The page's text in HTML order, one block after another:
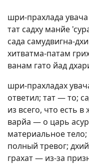
шри-прахлада увача
тат садху манйе
сада самудвигна-
хитватма-патам
ванам гато йад
шри-прахладах
ответил; тат — то;
из всего, что есть
варйа — о царь
материальное
полный тревог;
грахат — из-за